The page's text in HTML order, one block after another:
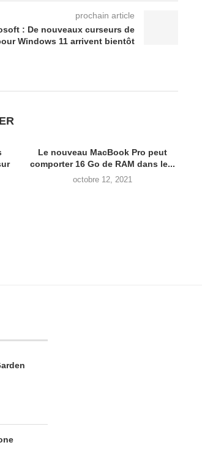
prochain article
: De nouveaux curseurs de
Windows 11 arrivent bientôt
Le nouveau MacBook Pro peut
comporter 16 Go de RAM dans le...
octobre 12, 2021